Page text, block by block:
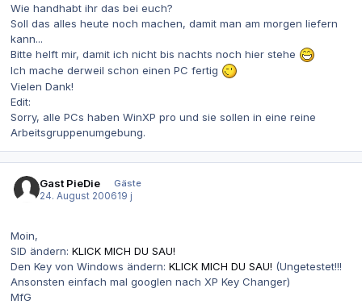
Wie handhabt ihr das bei euch?
Soll das alles heute noch machen, damit man am morgen liefern
kann...
Bitte helft mir, damit ich nicht bis nachts noch hier stehe
Ich mache derweil schon einen PC fertig
Vielen Dank!
Edit:
Sorry, alle PCs haben WinXP pro und sie sollen in eine reine
Arbeitsgruppenumgebung.
Gast PieDie
Gäste
24. August 200619 j
Moin,
SID ändern: KLICK MICH DU SAU!
Den Key von Windows ändern: KLICK MICH DU SAU! (Ungetestet!!!
Ansonsten einfach mal googlen nach XP Key Changer)
MfG